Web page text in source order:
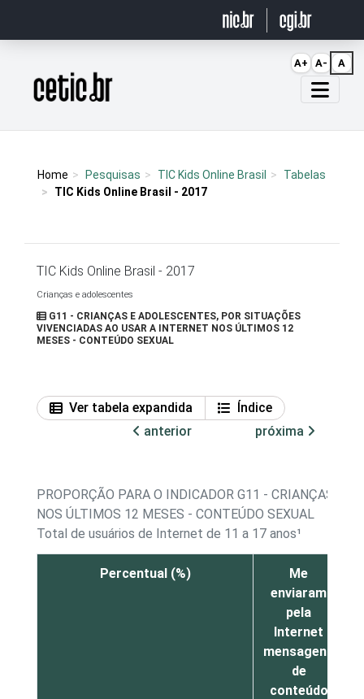
Página inicial
Home Pesquisas TIC Kids Online Brasil
Tabelas
TIC Kids Online Brasil - 2017
TIC Kids Online Brasil - 2017
Crianças e adolescentes
G11 - CRIANÇAS E ADOLESCENTES, POR SITUAÇÕES
VIVENCIADAS AO USAR A INTERNET NOS ÚLTIMOS 12
MESES - CONTEÚDO SEXUAL
Ver tabela expandida
Índice
anterior
próxima
PROPORÇÃO PARA O INDICADOR G11 - CRIANÇAS E
NOS ÚLTIMOS 12 MESES - CONTEÚDO SEXUAL
Total de usuários de Internet de 11 a 17 anos¹
Percentual (%)
Me
enviaram
pela
Internet
mensagens
de
conteúdo
A+ A- A